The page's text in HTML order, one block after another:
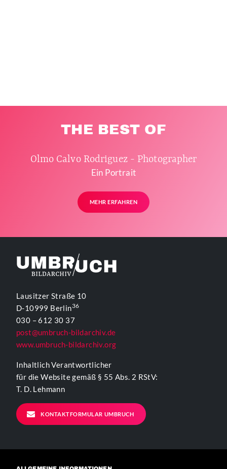
THE BEST OF
Olmo Calvo Rodriguez - Photographer
Ein Portrait
MEHR ERFAHREN
Lausitzer Straße 10
D-10999 Berlin36
030 – 612 30 37
post@umbruch-bildarchiv.de
www.umbruch-bildarchiv.org
Inhaltlich Verantwortlicher
für die Website gemäß § 55 Abs. 2 RStV:
T. D. Lehmann
KONTAKTFORMULAR UMBRUCH